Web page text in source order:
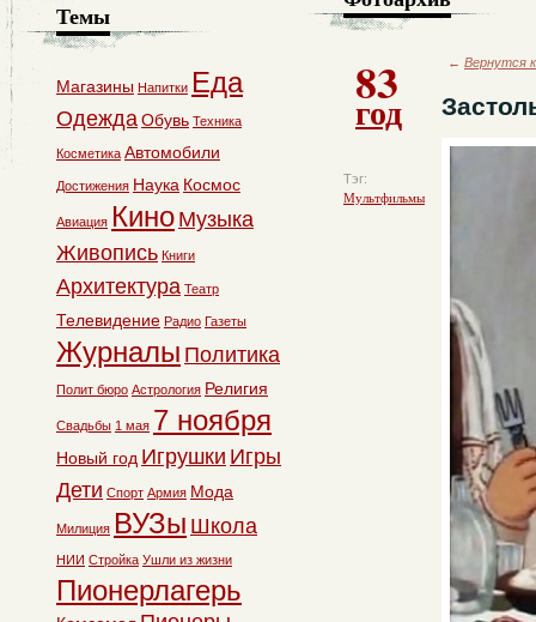
83
год
Тэг:
Мультфильмы
← Вернутся
Темы
Магазины Напитки Еда
ОдеждаОбувь Техника
Косметика Автомобили
Достижения Наука Космос
Авиация Кино Музыка
Живопись Книги
Архитектура Театр
Телевидение Радио Газеты
Журналы Политика
Полит бюро Астрология Религия
Свадьбы 1 мая 7 ноября
Новый год Игрушки Игры
Дети Спорт Армия Мода
Милиция ВУЗы Школа
НИИ Стройка Ушли из жизни
Пионерлагерь